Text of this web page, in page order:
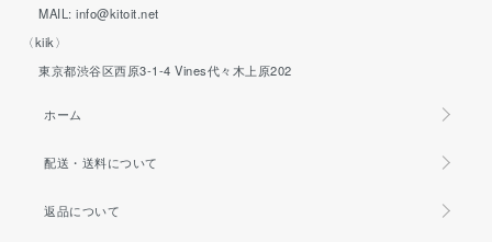
MAIL: info@kitoit.net
〈kiik〉
東京都渋谷区西原3-1-4 Vines代々木上原202
ホーム
配送・送料について
返品について